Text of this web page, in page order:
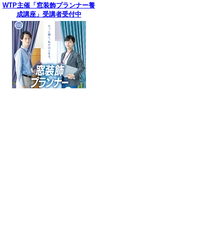
WTP主催「窓装飾プランナー養
成講座」受講者受付中